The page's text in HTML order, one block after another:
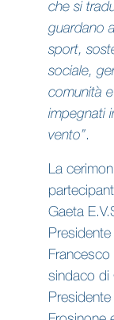
che si
guardano
sport,
sociale,
comunità
impegnati
vento”.
La
Gaeta
Presidente
Francesco
sindaco di